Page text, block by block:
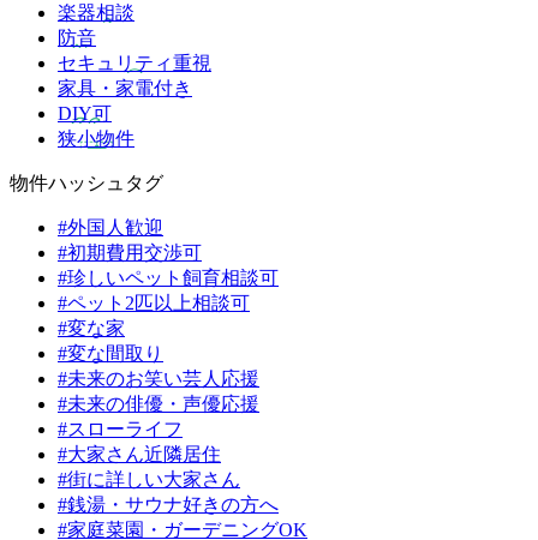
楽器相談
防音
セキュリティ重視
家具・家電付き
DIY可
狭小物件
物件ハッシュタグ
#外国人歓迎
#初期費用交渉可
#珍しいペット飼育相談可
#ペット2匹以上相談可
#変な家
#変な間取り
#未来のお笑い芸人応援
#未来の俳優・声優応援
#スローライフ
#大家さん近隣居住
#街に詳しい大家さん
#銭湯・サウナ好きの方へ
#家庭菜園・ガーデニングOK